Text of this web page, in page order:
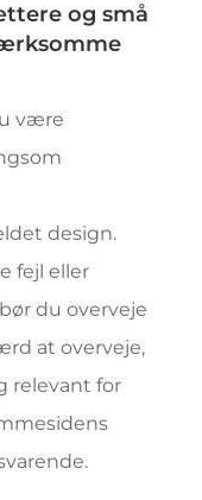
og små
være
design.
fejl eller
du overveje
at overveje,
relevant for